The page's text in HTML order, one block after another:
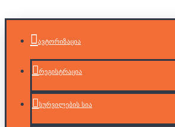
ავტორიზაცია
რეგისტრაცია
სურვილების სია